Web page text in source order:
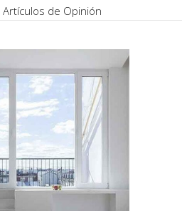
de Opinión